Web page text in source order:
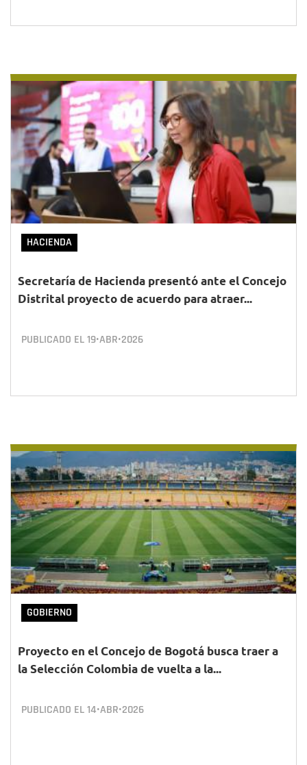
HACIENDA
Secretaría de Hacienda presentó ante el Concejo
Distrital proyecto de acuerdo para atraer...
PUBLICADO EL19•ABR•2026
GOBIERNO
Proyecto en el Concejo de Bogotá busca traer a
la Selección Colombia de vuelta a la...
PUBLICADO EL14•ABR•2026